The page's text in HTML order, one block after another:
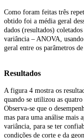
Como foram feitas três
obtido foi a média geral
dados (resultados)
variância – ANOVA,
geral entre os parâmetros
Resultados
A figura 4 mostra os
quando se utilizou as quatro
Observa-se que o
mas para uma análise mais
variância, para se ter
condições de corte e da